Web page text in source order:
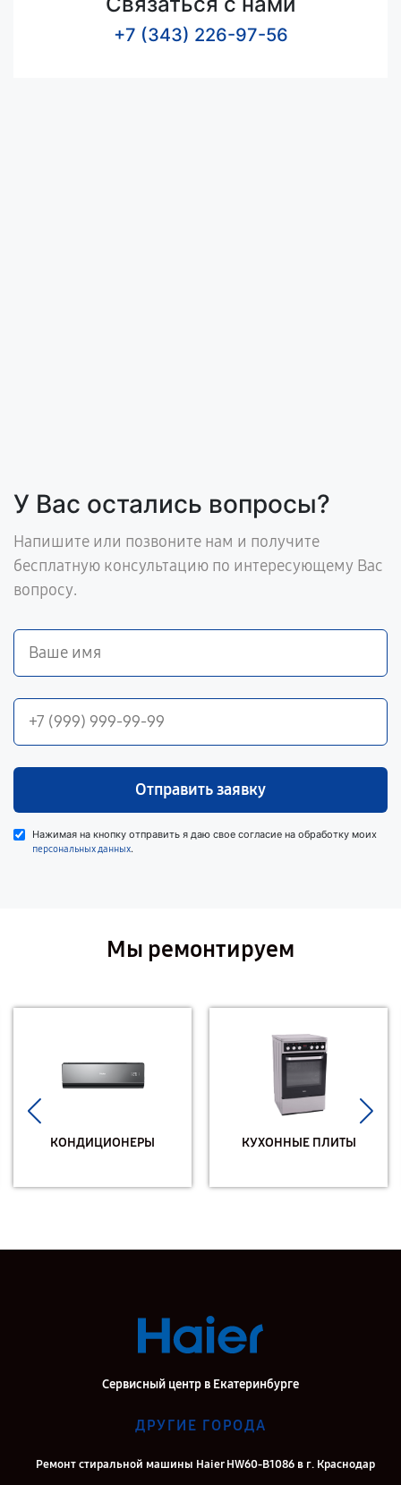
+7 (343) 226-97-56
У Вас остались вопросы?
Напишите или позвоните нам и получите
бесплатную консультацию по интересующему Вас
вопросу.
Отправить заявку
Нажимая на кнопку отправить я даю свое согласие на обработку моих
персональных данных.
Мы ремонтируем
КОНДИЦИОНЕРЫ КУХОННЫЕ ПЛИТЫ
Сервисный центр в Екатеринбурге
ДРУГИЕ ГОРОДА
Ремонт стиральной машины Haier HW60-B1086 в г. Краснодар